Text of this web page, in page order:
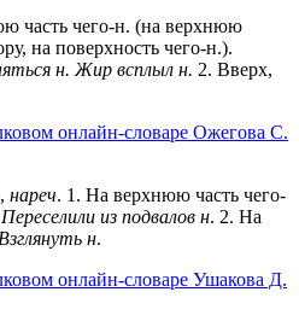
часть чего-н. (на верхнюю
на поверхность чего-н.).
н. Жир всплыл н. 2. Вверх,
онлайн-словаре Ожегова C.
нареч. 1 . На верхнюю часть чего-
Переселили из подвалов н. 2. На
Взглянуть н.
онлайн-словаре Ушакова Д.